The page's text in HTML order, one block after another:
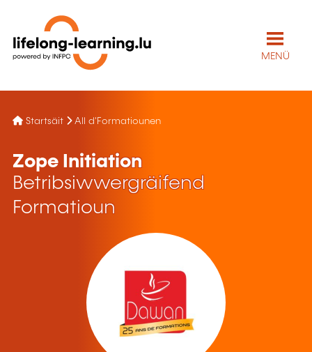
MENÜ
Startsäit All d'Formatiounen
Zope Initiation
Betribsiwwergräifend
Formatioun